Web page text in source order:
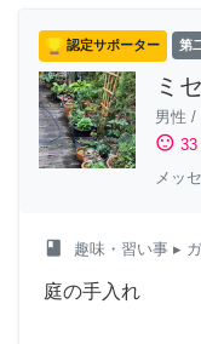
認定サポーター 第
ミ
男性 /
sentiment_satisfied 33
メッ
class 趣味・習い事 ▸
庭の手入れ